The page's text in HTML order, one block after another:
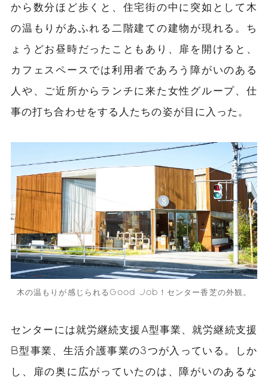
から数分ほど歩くと、住宅街の中に突如として木
の温もりがあふれる二階建ての建物が現れる。ち
ょうどお昼時だったこともあり、扉を開けると、
カフェスペースでは利用者であろう障がいのある
人や、ご近所からランチに来た女性グループ、仕
事の打ち合わせをする人たちの姿が目に入った。
木の温もりが感じられるGood Job！センター香芝の外観。
センターには就労継続支援A型事業、就労継続支援
B型事業、生活介護事業の3つが入っている。しか
し、扉の奥に広がっていたのは、障がいのあるな